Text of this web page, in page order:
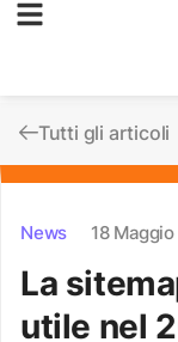
Tutti gli articoli
News 18
La
utile nel